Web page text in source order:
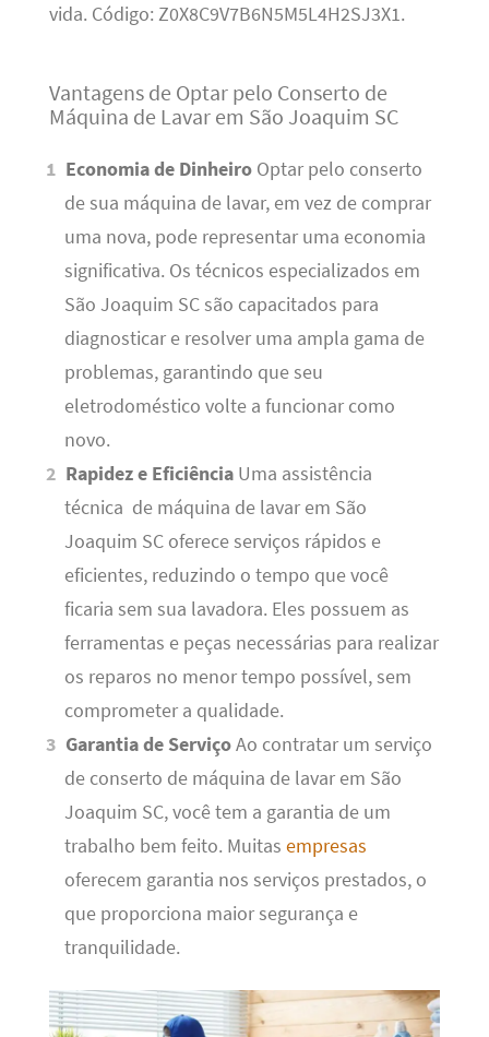
vida. Código: Z0X8C9V7B6N5M5L4H2SJ3X1.
Vantagens de Optar pelo Conserto de
Máquina de Lavar em São Joaquim SC
Economia de Dinheiro Optar pelo conserto
de sua máquina de lavar, em vez de comprar
uma nova, pode representar uma economia
significativa. Os técnicos especializados em
São Joaquim SC são capacitados para
diagnosticar e resolver uma ampla gama de
problemas, garantindo que seu
eletrodoméstico volte a funcionar como
novo.
Rapidez e Eficiência Uma assistência
técnica de máquina de lavar em São
Joaquim SC oferece serviços rápidos e
eficientes, reduzindo o tempo que você
ficaria sem sua lavadora. Eles possuem as
ferramentas e peças necessárias para realizar
os reparos no menor tempo possível, sem
comprometer a qualidade.
Garantia de ServiçoAo contratar um serviço
de conserto de máquina de lavar em São
Joaquim SC, você tem a garantia de um
trabalho bem feito. Muitas empresas
oferecem garantia nos serviços prestados, o
que proporciona maior segurança e
tranquilidade.